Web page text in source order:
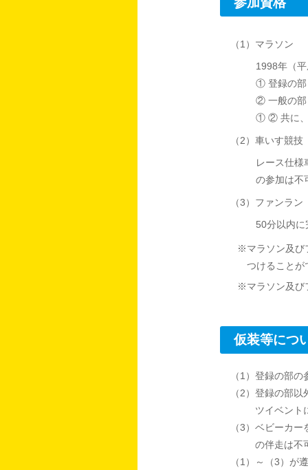
（1）マラソン
1998年（
① 登録の部
② 一般の部
① ② 共に、
（2）車いす競技
レース仕様
の参加は不
（3）ファンラン
50分以内
※マラソン及び
つけることが
※マラソン及び
仮装等につ
（1）登録の部
（2）登録の部
ツイベント
（3）ベビーカ
の伴走は不
（1）～（3）が